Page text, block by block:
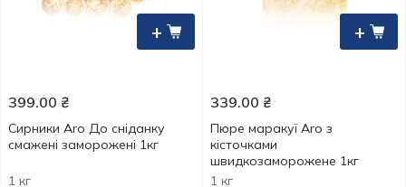
+
399.00 ₴
Сирники Aro До сніданку
смажені заморожені 1кг
1 кг
+
339.00 ₴
Пюре маракуї Aro з
кісточками
швидкозаморожене 1кг
1 кг